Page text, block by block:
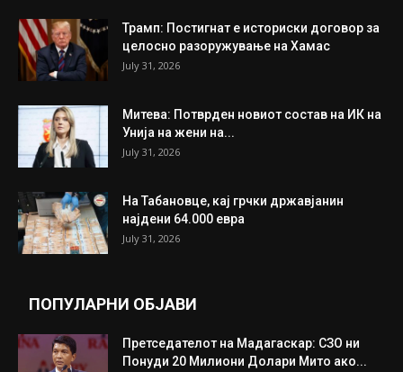
Трамп: Постигнат е историски договор за
целосно разоружување на Хамас
July 31, 2026
Митева: Потврден новиот состав на ИК на
Унија на жени на...
July 31, 2026
На Табановце, кај грчки државјанин
најдени 64.000 евра
July 31, 2026
ПОПУЛАРНИ ОБЈАВИ
Претседателот на Мадагаскар: СЗО ни
Понуди 20 Милиони Долари Мито ако...